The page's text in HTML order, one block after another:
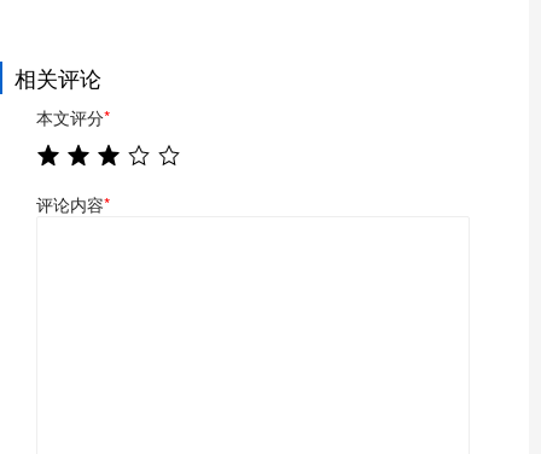
相关评论
本文评分*
评论内容*